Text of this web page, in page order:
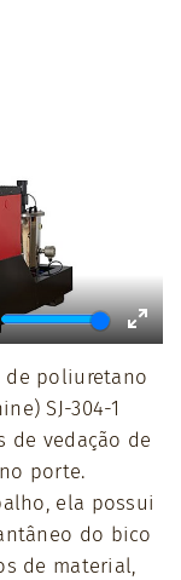
de poliuretano
SJ-304-1
de vedação de
porte.
ela possui
do bico
de material,